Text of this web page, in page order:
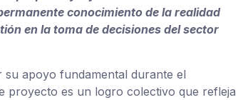
conocimiento de la realidad
en la toma de decisiones del sector
su apoyo fundamental durante el
proyecto es un logro colectivo que refleja